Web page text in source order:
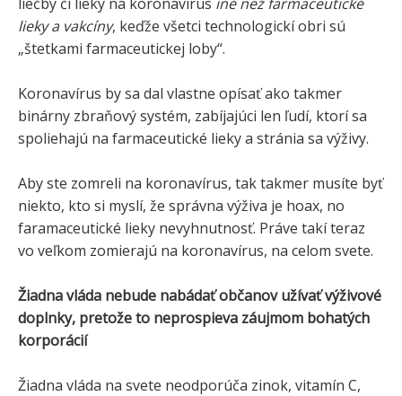
lieky a vakcíny, keďže všetci technologickí obri sú
„štetkami farmaceutickej loby“.
Koronavírus by sa dal vlastne opísať ako takmer
binárny zbraňový systém, zabíjajúci len ľudí, ktorí sa
spoliehajú na farmaceutické lieky a stránia sa výživy.
Aby ste zomreli na koronavírus, tak takmer musíte byť
niekto, kto si myslí, že správna výživa je hoax, no
faramaceutické lieky nevyhnutnosť. Práve takí teraz
vo veľkom zomierajú na koronavírus, na celom svete.
Žiadna vláda nebude nabádať občanov užívať výživové
doplnky, pretože to neprospieva záujmom bohatých
korporácií
Žiadna vláda na svete neodporúča zinok, vitamín C,